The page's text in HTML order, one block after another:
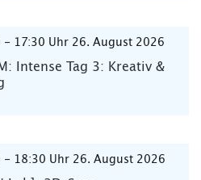
- 17:30 Uhr 26. August 2026
Intense Tag 3: Kreativ &
- 18:30 Uhr 26. August 2026